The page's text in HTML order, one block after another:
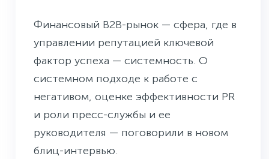
Финансовый B2B-рынок — сфера, где в
управлении репутацией ключевой
фактор успеха — системность. О
системном подходе к работе с
негативом, оценке эффективности PR
и роли пресс-службы и ее
руководителя — поговорили в новом
блиц-интервью.